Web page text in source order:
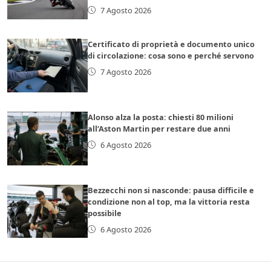
7 Agosto 2026
Certificato di proprietà e documento unico
di circolazione: cosa sono e perché servono
7 Agosto 2026
Alonso alza la posta: chiesti 80 milioni
all’Aston Martin per restare due anni
6 Agosto 2026
Bezzecchi non si nasconde: pausa difficile e
condizione non al top, ma la vittoria resta
possibile
6 Agosto 2026